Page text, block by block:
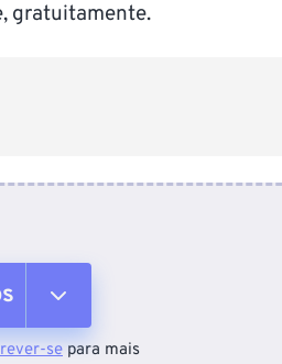
gratuitamente.
se para mais